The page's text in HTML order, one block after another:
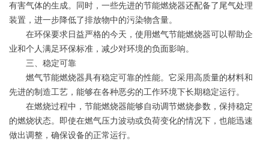
有害气体的生成。同时，一些先进的节能燃烧器还配备了尾气处理
装置，进一步降低了排放物中的污染物含量。
在环保要求日益严格的今天，使用燃气节能燃烧器可以帮助企
业和个人满足环保标准，减少对环境的负面影响。
三、稳定可靠
燃气节能燃烧器具有稳定可靠的性能。它采用高质量的材料和
先进的制造工艺，能够在各种恶劣的工作环境下长期稳定运行。
在燃烧过程中，节能燃烧器能够自动调节燃烧参数，保持稳定
的燃烧状态。即使在燃气压力波动或负荷变化的情况下，也能迅速
做出调整，确保设备的正常运行。